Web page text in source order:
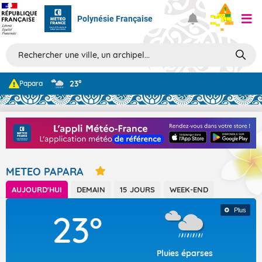
Polynésie Française
TOUS LES RÉSULTATS
Papara 23°
METEO PAPARA
AUJOURD'HUI DEMAIN 15 JOURS WEEK-END
Plus
23°
Pluies éparses